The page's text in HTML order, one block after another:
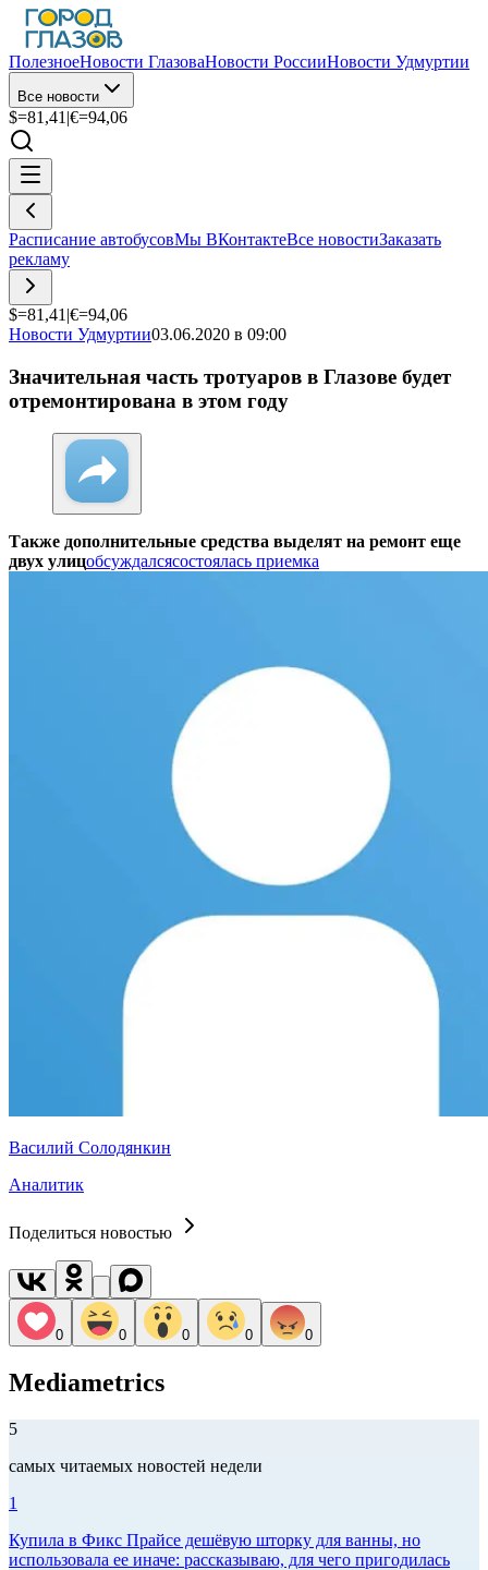
ПолезноеНовости ГлазоваНовости РоссииНовости Удмуртии
Все новости
$=81,41 |€=94,06
Расписание автобусовМы ВКонтактеВсе новостиЗаказать
рекламу
$=81,41 |€=94,06
Новости Удмуртии03.06.2020 в 09:00
Значительная часть тротуаров в Глазове будет
отремонтирована в этом году
Также дополнительные средства выделят на ремонт еще
двух улицобсуждалсясостоялась приемка
Василий Солодянкин
Аналитик
Поделиться новостью
0 0 0 0 0
Mediametrics
5
самых читаемых новостей недели
1
Купила в Фикс Прайсе дешёвую шторку для ванны, но
использовала ее иначе: рассказываю, для чего пригодилась